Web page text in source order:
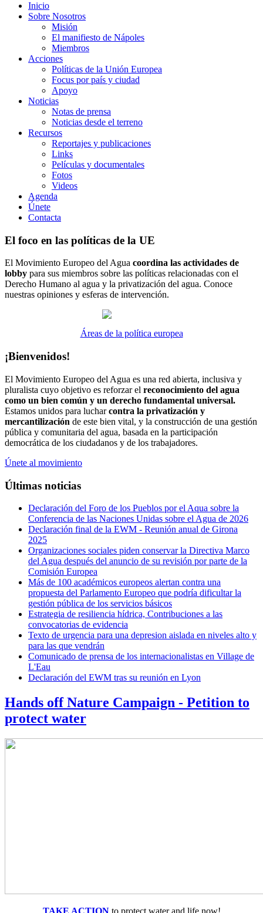
Inicio
Sobre Nosotros
Misión
El manifiesto de Nápoles
Miembros
Acciones
Políticas de la Unión Europea
Focus por país y ciudad
Apoyo
Noticias
Notas de prensa
Noticias desde el terreno
Recursos
Reportajes y publicaciones
Links
Películas y documentales
Fotos
Videos
Agenda
Únete
Contacta
El foco en las políticas de la UE
El Movimiento Europeo del Agua coordina las actividades de
lobby para sus miembros sobre las políticas relacionadas con el
Derecho Humano al agua y la privatización del agua. Conoce
nuestras opiniones y esferas de intervención.
Áreas de la política europea
¡Bienvenidos!
El Movimiento Europeo del Agua es una red abierta, inclusiva y
pluralista cuyo objetivo es reforzar el reconocimiento del agua
como un bien común y un derecho fundamental universal.
Estamos unidos para lucharcontra la privatización y
mercantilización de este bien vital, y la construcción de una gestión
pública y comunitaria del agua, basada en la participación
democrática de los ciudadanos y de los trabajadores.
Únete al movimiento
Últimas noticias
Declaración del Foro de los Pueblos por el Aqua sobre la
Conferencia de las Naciones Unidas sobre el Agua de 2026
Declaración final de la EWM - Reunión anual de Girona
2025
Organizaciones sociales piden conservar la Directiva Marco
del Agua después del anuncio de su revisión por parte de la
Comisión Europea
Más de 100 académicos europeos alertan contra una
propuesta del Parlamento Europeo que podría dificultar la
gestión pública de los servicios básicos
Estrategia de resiliencia hídrica, Contribuciones a las
convocatorias de evidencia
Texto de urgencia para una depresion aislada en niveles alto y
para las que vendrán
Comunicado de prensa de los internacionalistas en Village de
L'Eau
Declaración del EWM tras su reunión en Lyon
Hands off Nature Campaign - Petition to
protect water